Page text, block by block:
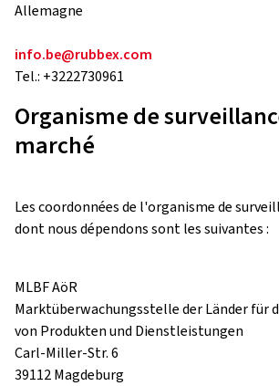
Allemagne
info.be@rubbex.com
Tel.: +3222730961
Organisme de
marché
Les coordonnées de l'organisme de
dont nous dépendons sont les suivantes :
MLBF AöR
Marktüberwachungsstelle der Länder für
von Produkten und Dienstleistungen
Carl-Miller-Str. 6
39112 Magdeburg